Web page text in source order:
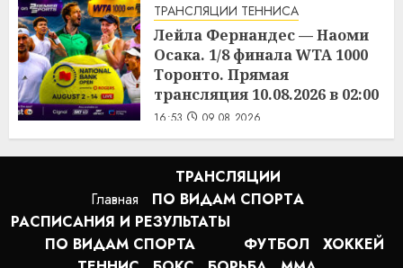
ТРАНСЛЯЦИИ ТЕННИСА
Лейла Фернандес — Наоми
Осака. 1/8 финала WTA 1000
Торонто. Прямая
трансляция 10.08.2026 в 02:00
16:53 09.08.2026
Главная
ТРАНСЛЯЦИИ
ПО ВИДАМ СПОРТA
РАСПИСАНИЯ И РЕЗУЛЬТАТЫ
ПО ВИДАМ СПОРТА
ФУТБОЛ
ХОККЕЙ